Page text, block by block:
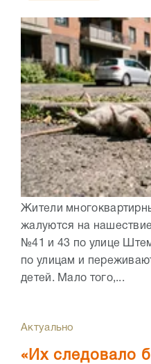
Жители
жалуются на
№41 и 43 по улице
по улицам и
детей. Мало того,...
Актуально
«Их следовало